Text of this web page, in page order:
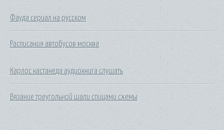
Фауда сериал на русском
Расписания автобусов москва
Карлос кастанеда аудиокнига слушать
Вязание треугольной шали спицами схемы